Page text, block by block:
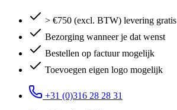
> €750 (excl. BTW) levering gratis
Bezorging wanneer je dat wenst
Bestellen op factuur mogelijk
Toevoegen eigen logo mogelijk
+31 (0)316 28 28 31